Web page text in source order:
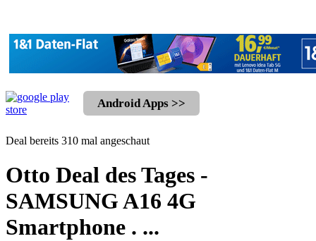
Android Apps >>
Deal bereits 310 mal angeschaut
Otto Deal des Tages -
SAMSUNG A16 4G
Smartphone . ...